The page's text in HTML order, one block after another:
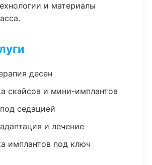
и материалы
десен
скайсов и мини-имплантов
седацией
и лечение
имплантов под ключ